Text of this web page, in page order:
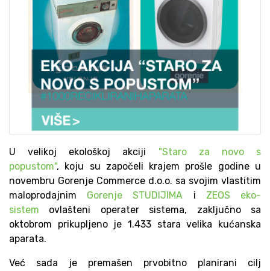
U velikoj ekološkoj akciji "Staro za novo s
popustom", koju su započeli krajem prošle godine u
novembru Gorenje Commerce d.o.o. sa svojim vlastitim
maloprodajnim Gorenje STUDIJIMA i ZEOS eko-
sistem ovlašteni operater sistema, zaključno sa
oktobrom prikupljeno je 1.433 stara velika kućanska
aparata.
Već sada je premašen prvobitno planirani cilj